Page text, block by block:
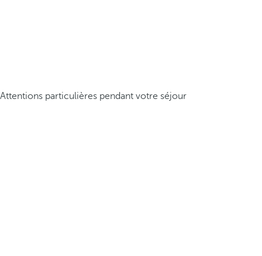
Attentions particulières pendant votre séjour